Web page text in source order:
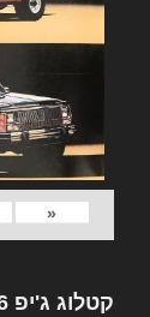
«
קטלוג ג'יפ 1986